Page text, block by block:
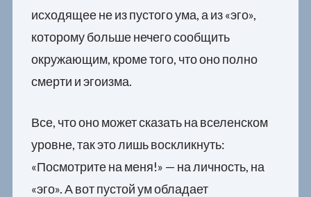
исходящее не из пустого ума, а из «эго»,
которому больше нечего сообщить
окружающим, кроме того, что оно полно
смерти и эгоизма.
Все, что оно может сказать на вселенском
уровне, так это лишь воскликнуть:
«Посмотрите на меня!» — на личность, на
«эго». А вот пустой ум обладает